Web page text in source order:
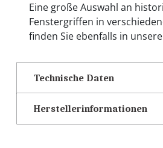
Eine große Auswahl an
Fenstergriffen in
finden Sie ebenfalls in
Technische Daten
Herstellerinformationen